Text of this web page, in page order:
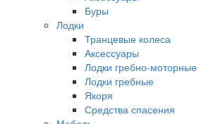
Буры
Лодки
Транцевые колеса
Аксессуары
Лодки гребно-моторные
Лодки гребные
Якоря
Средства спасения